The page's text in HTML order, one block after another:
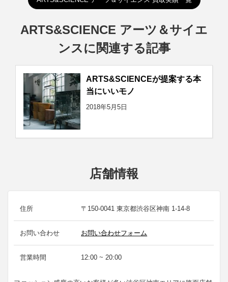
ARTS&SCIENCE アーツ＆サイエ
ンスに関連する記事
ARTS&SCIENCEが提案する本
当にいいモノ
2018年5月5日
店舗情報
住所 〒150-0041 東京都渋谷区神南 1-14-8
お問い合わせ お問い合わせフォーム
営業時間 12:00 ~ 20:00